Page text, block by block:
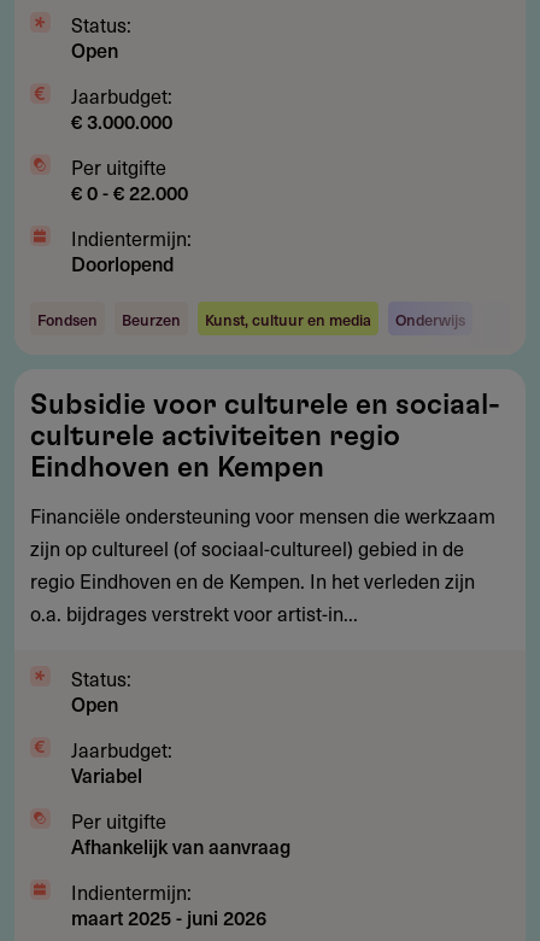
beeldende
kunst
Status:
Open
Jaarbudget:
€ 3.000.000
Per uitgifte
€ 0 - € 22.000
Indientermijn:
Doorlopend
Fondsen Beurzen Kunst, cultuur en media Onderwijs
voor
culturele
en
sociaal-
culturele
activiteiten
regio
en
Kempen
Subsidie voor culturele en sociaal-
culturele activiteiten regio
Eindhoven en Kempen
Financiële ondersteuning voor mensen die werkzaam
zijn op cultureel (of sociaal-cultureel) gebied in de
regio Eindhoven en de Kempen. In het verleden zijn
o.a. bijdrages verstrekt voor artist-in...
Status:
Open
Jaarbudget:
Variabel
Per uitgifte
Afhankelijk van aanvraag
Indientermijn:
maart 2025- juni 2026